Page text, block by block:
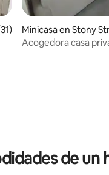
promedio: 4,9 de 5.
Minicasa en Stony
Acogedora casa
de un